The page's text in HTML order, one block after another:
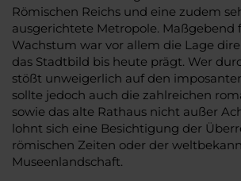
Römischen Reichs und eine zudem
ausgerichtete Metropole. Maßgebend
Wachstum war vor allem die Lage
das Stadtbild bis heute prägt. Wer
stößt unweigerlich auf den
sollte jedoch auch die zahlreichen
sowie das alte Rathaus nicht außer
lohnt sich eine Besichtigung der
römischen Zeiten oder der
Museenlandschaft.